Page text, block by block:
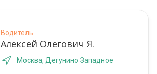
Водитель
Алексей Олегович Я.
Москва, Дегунино Западное